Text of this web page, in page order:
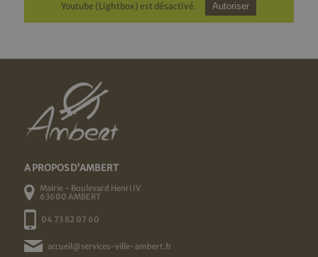
Youtube (Lightbox) est désactivé. Autoriser
A PROPOS D'AMBERT
Mairie - Boulevard Henri IV
63600 AMBERT
04 73 82 07 60
accueil@services-ville-ambert.fr